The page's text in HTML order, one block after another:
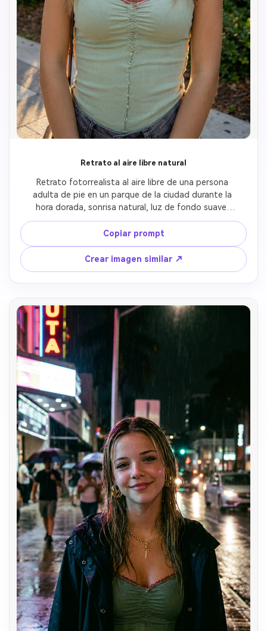
Retrato al aire libre natural
Retrato fotorrealista al aire libre de una persona
adulta de pie en un parque de la ciudad durante la
hora dorada, sonrisa natural, luz de fondo suave,
lente de 50mm, sombras realistas, fotografía
espontánea, colores fieles a la realidad
Copiar prompt
Crear imagen similar ↗